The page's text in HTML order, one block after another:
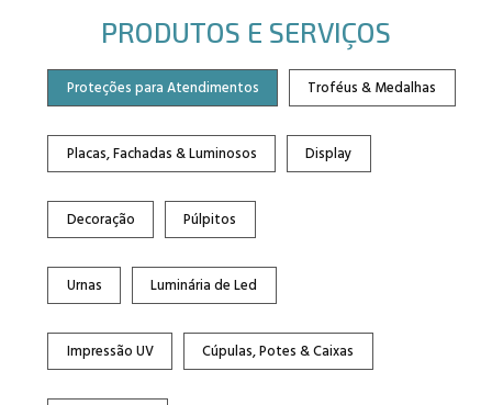
PRODUTOS E SERVIÇOS
Proteções para Atendimentos Troféus & Medalhas
Placas, Fachadas & Luminosos Display
Decoração Púlpitos
Urnas Luminária de Led
Impressão UV Cúpulas, Potes & Caixas